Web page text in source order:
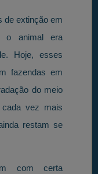
de extinção em
o animal era
Hoje, esses
fazendas em
do meio
vez mais
restam se
com certa